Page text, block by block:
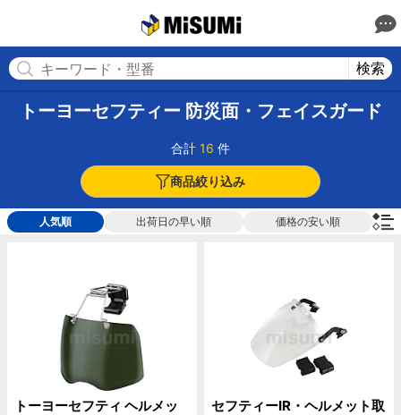
検索
トーヨーセフティー 防災面・フェイスガード
合計 16 件
商品絞り込み
人気順 出荷日の早い順 価格の安い順
トーヨーセフティ ヘルメッ
セフティーIR・ヘルメット取